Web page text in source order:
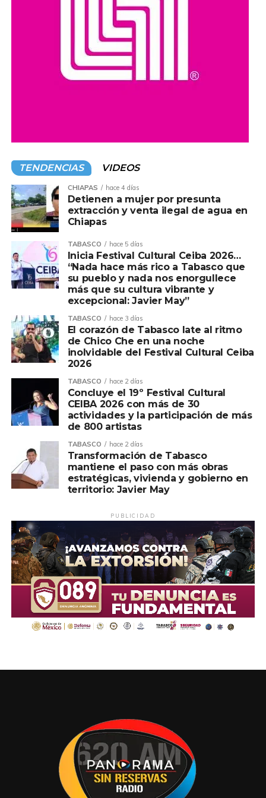
TENDENCIAS VIDEOS
CHIAPAS hace 4 días
Detienen a mujer por presunta
extracción y venta ilegal de agua en
Chiapas
TABASCO hace 5 días
Inicia Festival Cultural Ceiba 2026…
“Nada hace más rico a Tabasco que
su pueblo y nada nos enorgullece
más que su cultura vibrante y
excepcional: Javier May”
TABASCO hace 3 días
El corazón de Tabasco late al ritmo
de Chico Che en una noche
inolvidable del Festival Cultural Ceiba
2026
TABASCO hace 2 días
Concluye el 19º Festival Cultural
CEIBA 2026 con más de 30
actividades y la participación de más
de 800 artistas
TABASCO hace 2 días
Transformación de Tabasco
mantiene el paso con más obras
estratégicas, vivienda y gobierno en
territorio: Javier May
PUBLICIDAD